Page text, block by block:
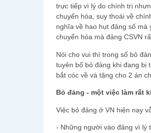
trực tiếp vì lý do chính trị
chuyển hóa, suy thoái về
nghĩa về hao hụt đảng số
chuyển hóa mà đảng CSVN
Nói cho vui thì trong số bỏ
tuyên bố bỏ đảng khi đang bị
bắt cóc về và tặng cho 2 án
Bỏ đảng - một việc làm rất
Việc bỏ đảng ở VN hiện nay
- Những người vào đảng vì lý